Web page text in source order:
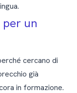
un
cercano di
già
in formazione.